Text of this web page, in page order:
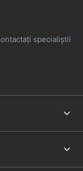
specialiștii